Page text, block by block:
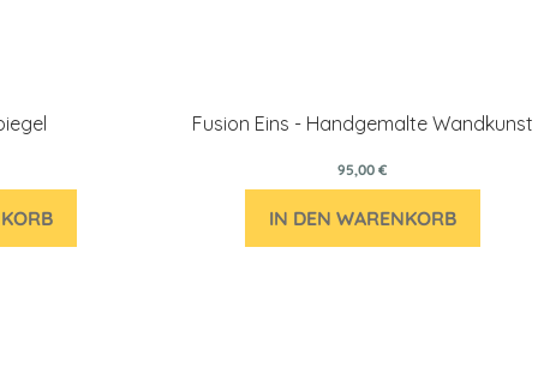
Fusion Eins - Handgemalte Wandkunst
95,00 €
IN DEN WARENKORB